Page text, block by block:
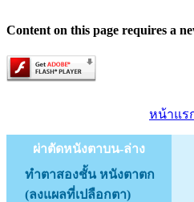
Content on this page requires a
หน้าแร
ผ่าตัดหนังตาบน-ล่าง
ทำตาสองชั้น หนังตาตก
(ลงแผลที่เปลือกตา)